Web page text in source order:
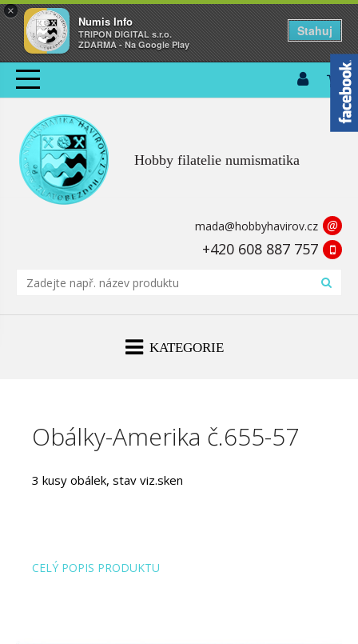
×
Numis Info
TRIPON DIGITAL s.r.o.
ZDARMA - Na Google Play
Stahuj
Hobby filatelie numismatika
mada@hobbyhavirov.cz @
+420 608 887 757
KATEGORIE
Obálky-Amerika č.655-57
3 kusy obálek, stav viz.sken
CELÝ POPIS PRODUKTU